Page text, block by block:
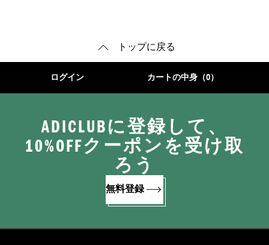
トップに戻る
ログイン カートの中身（0）
ADICLUBに登録して、
10%OFFクーポンを受け取
ろう
無料登録